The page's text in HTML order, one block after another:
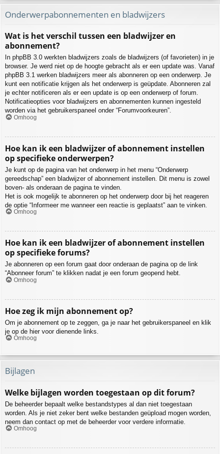
Onderwerpabonnementen en bladwijzers
Wat is het verschil tussen een bladwijzer en
abonnement?
In phpBB 3.0 werkten bladwijzers zoals de bladwijzers (of favorieten) in je
browser. Je werd niet op de hoogte gebracht als er een update was. Vanaf
phpBB 3.1 werken bladwijzers meer als abonneren op een onderwerp. Je
kunt een notificatie krijgen als het onderwerp is geüpdate. Abonneren zal
je echter notificeren als er een update is op een onderwerp of forum.
Notificatieopties voor bladwijzers en abonnementen kunnen ingesteld
worden via het gebruikerspaneel onder “Forumvoorkeuren”.
Omhoog
Hoe kan ik een bladwijzer of abonnement instellen
op specifieke onderwerpen?
Je kunt op de pagina van het onderwerp in het menu “Onderwerp
gereedschap” een bladwijzer of abonnement instellen. Dit menu is zowel
boven- als onderaan de pagina te vinden.
Het is ook mogelijk te abonneren op het onderwerp door bij het reageren
de optie “Informeer me wanneer een reactie is geplaatst” aan te vinken.
Omhoog
Hoe kan ik een bladwijzer of abonnement instellen
op specifieke forums?
Je abonneren op een forum gaat door onderaan de pagina op de link
“Abonneer forum” te klikken nadat je een forum geopend hebt.
Omhoog
Hoe zeg ik mijn abonnement op?
Om je abonnement op te zeggen, ga je naar het gebruikerspaneel en klik
je op de hier voor dienende links.
Omhoog
Bijlagen
Welke bijlagen worden toegestaan op dit forum?
De beheerder bepaalt welke bestandstypes al dan niet toegestaan
worden. Als je niet zeker bent welke bestanden geüpload mogen worden,
neem dan contact op met de beheerder voor verdere informatie.
Omhoog